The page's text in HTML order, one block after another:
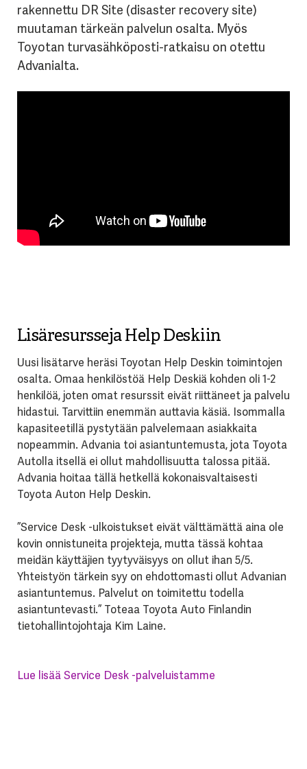
rakennettu DR Site (disaster recovery site)
muutaman tärkeän palvelun osalta. Myös
Toyotan turvasähköposti-ratkaisu on otettu
Advanialta.
Lisäresursseja Help Deskiin
Uusi lisätarve heräsi Toyotan Help Deskin toimintojen
osalta. Omaa henkilöstöä Help Deskiä kohden oli 1-2
henkilöä, joten omat resurssit eivät riittäneet ja palvelu
hidastui. Tarvittiin enemmän auttavia käsiä. Isommalla
kapasiteetillä pystytään palvelemaan asiakkaita
nopeammin. Advania toi asiantuntemusta, jota Toyota
Autolla itsellä ei ollut mahdollisuutta talossa pitää.
Advania hoitaa tällä hetkellä kokonaisvaltaisesti
Toyota Auton Help Deskin.
”Service Desk -ulkoistukset eivät välttämättä aina ole
kovin onnistuneita projekteja, mutta tässä kohtaa
meidän käyttäjien tyytyväisyys on ollut ihan 5/5.
Yhteistyön tärkein syy on ehdottomasti ollut Advanian
asiantuntemus. Palvelut on toimitettu todella
asiantuntevasti.” Toteaa Toyota Auto Finlandin
tietohallintojohtaja Kim Laine.
Lue lisää Service Desk -palveluistamme